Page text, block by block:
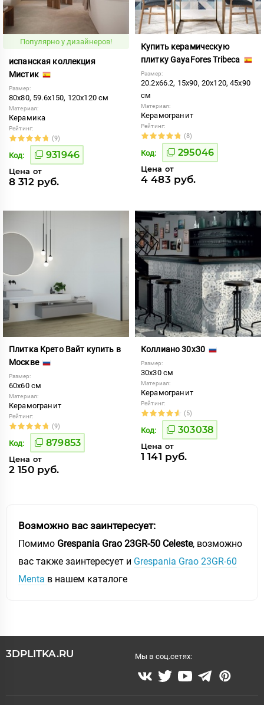
Популярно у дизайнеров!
испанская коллекция
Мистик
Размер:
80x80, 59.6x150, 120x120 см
Материал:
Керамика
Рейтинг:
(9)
Код: 931946
Цена от
8 312 руб.
Купить керамическую
плитку GayaFores Tribeca
Размер:
20.2x66.2, 15x90, 20x120, 45x90
см
Материал:
Керамогранит
Рейтинг:
(8)
Код: 295046
Цена от
4 483 руб.
Плитка Крето Вайт купить в
Москве
Размер:
60x60 см
Материал:
Керамогранит
Рейтинг:
(9)
Код: 879853
Цена от
2 150 руб.
Коллиано 30x30
Размер:
30x30 см
Материал:
Керамогранит
Рейтинг:
(5)
Код: 303038
Цена от
1 141 руб.
Возможно вас заинтересует:
Помимо Grespania Grao 23GR-50 Celeste, возможно
вас также заинтересует и Grespania Grao 23GR-60
Menta в нашем каталоге
3DPLITKA.RU Мы в соц.сетях: